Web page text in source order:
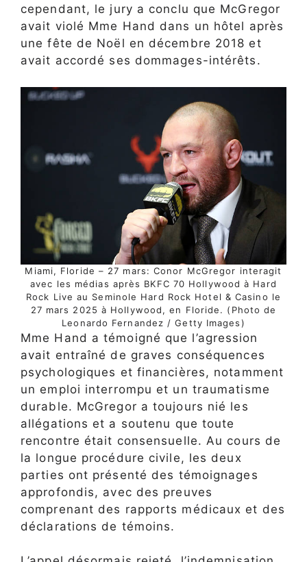
cependant, le jury a conclu que McGregor
avait violé Mme Hand dans un hôtel après
une fête de Noël en décembre 2018 et
avait accordé ses dommages-intérêts.
Miami, Floride – 27 mars: Conor McGregor interagit
avec les médias après BKFC 70 Hollywood à Hard
Rock Live au Seminole Hard Rock Hotel & Casino le
27 mars 2025 à Hollywood, en Floride. (Photo de
Leonardo Fernandez / Getty Images)
Mme Hand a témoigné que l’agression
avait entraîné de graves conséquences
psychologiques et financières, notamment
un emploi interrompu et un traumatisme
durable. McGregor a toujours nié les
allégations et a soutenu que toute
rencontre était consensuelle. Au cours de
la longue procédure civile, les deux
parties ont présenté des témoignages
approfondis, avec des preuves
comprenant des rapports médicaux et des
déclarations de témoins.